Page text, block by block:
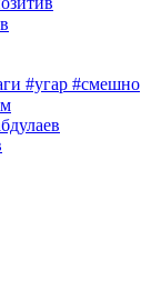
#угар #смешно